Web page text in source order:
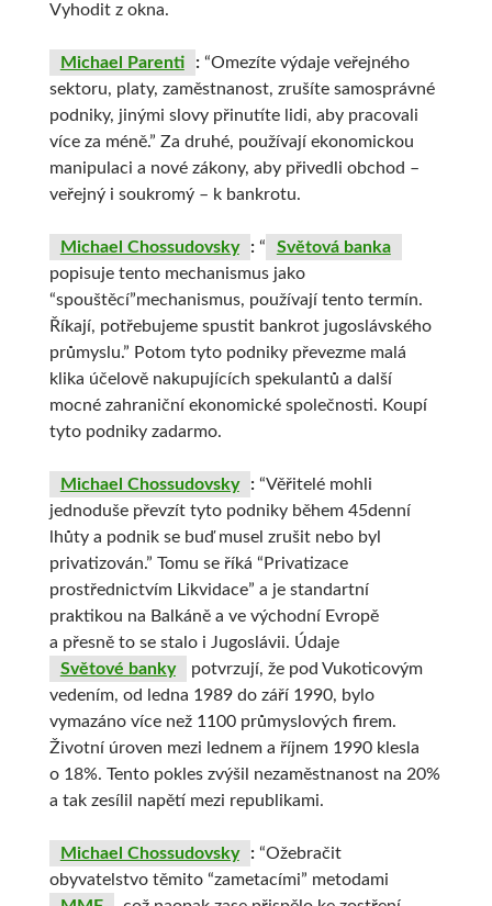
Vyhodit z okna.
Michael Parenti :“Omezíte výdaje veřejného
sektoru, platy, zaměstnanost, zrušíte samosprávné
podniky, jinými slovy přinutíte lidi, aby pracovali
více za méně.” Za druhé, používají ekonomickou
manipulaci a nové zákony, aby přivedli obchod –
veřejný i soukromý – k bankrotu.
Michael Chossudovsky :“
Světová banka
popisuje tento mechanismus jako
“spouštěcí”mechanismus, používají tento termín.
Říkají, potřebujeme spustit bankrot jugoslávského
průmyslu.” Potom tyto podniky převezme malá
klika účelově nakupujících spekulantů a další
mocné zahraniční ekonomické společnosti. Koupí
tyto podniky zadarmo.
Michael Chossudovsky :“Věřitelé mohli
jednoduše převzít tyto podniky během 45denní
lhůty a podnik se buď musel zrušit nebo byl
privatizován.” Tomu se říká “Privatizace
prostřednictvím Likvidace” a je standartní
praktikou na Balkáně a ve východní Evropě
a přesně to se stalo i Jugoslávii. Údaje
Světové banky
potvrzují, že pod Vukoticovým
vedením, od ledna 1989 do září 1990, bylo
vymazáno více než 1100 průmyslových firem.
Životní úroven mezi lednem a říjnem 1990 klesla
o 18%. Tento pokles zvýšil nezaměstnanost na 20%
a tak zesílil napětí mezi republikami.
Michael Chossudovsky :“Ožebračit
obyvatelstvo těmito “zametacími” metodami